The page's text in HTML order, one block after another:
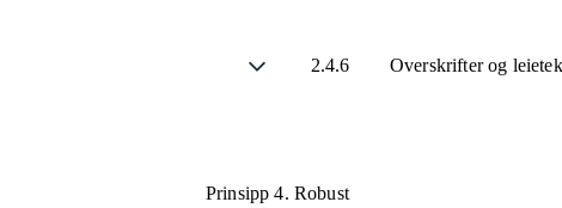
2.4.6 Overskrifter og
Prinsipp 4. Robust